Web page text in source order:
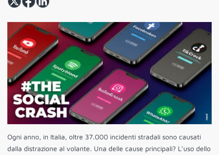
Ogni anno, in Italia, oltre 37.000 incidenti stradali sono causati
dalla distrazione al volante. Una delle cause principali? L’uso dello